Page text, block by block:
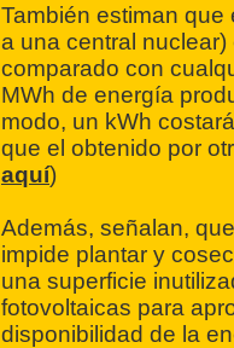
También estiman
a una central
comparado con
MWh de energía
modo, un kWh
que el obtenido por
aquí)
Además, señalan,
impide plantar y
una superficie
fotovoltaicas para
disponibilidad de la